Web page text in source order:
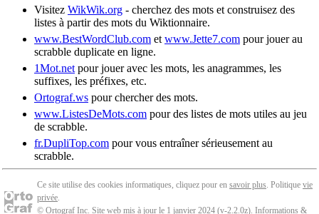
Visitez WikWik.org - cherchez des mots et construisez des
listes à partir des mots du Wiktionnaire.
www.BestWordClub.com et www.Jette7.com pour jouer au
scrabble duplicate en ligne.
1Mot.net pour jouer avec les mots, les anagrammes, les
suffixes, les préfixes, etc.
Ortograf.ws pour chercher des mots.
www.ListesDeMots.com pour des listes de mots utiles au jeu
de scrabble.
fr.DupliTop.com pour vous entraîner sérieusement au
scrabble.
Ce site utilise des cookies informatiques, cliquez pour en savoir plus. Politique vie
privée.
© Ortograf Inc. Site web mis à jour le 1 janvier 2024 (v-2.2.0z). Informations &